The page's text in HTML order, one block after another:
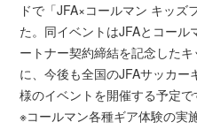
ドで「JFA×コールマン キッズ
た。同イベントはJFAとコー
ートナー契約締結を記念した
に、今後も全国のJFAサッカ
様のイベントを開催する予定で
※コールマン各種ギア体験の実